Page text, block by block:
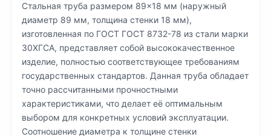
Стальная труба размером 89×18 мм (наружный
диаметр 89 мм, толщина стенки 18 мм),
изготовленная по ГОСТ ГОСТ 8732-78 из стали марки
30ХГСА, представляет собой высококачественное
изделие, полностью соответствующее требованиям
государственных стандартов. Данная труба обладает
точно рассчитанными прочностными
характеристиками, что делает её оптимальным
выбором для конкретных условий эксплуатации.
Соотношение диаметра к толщине стенки